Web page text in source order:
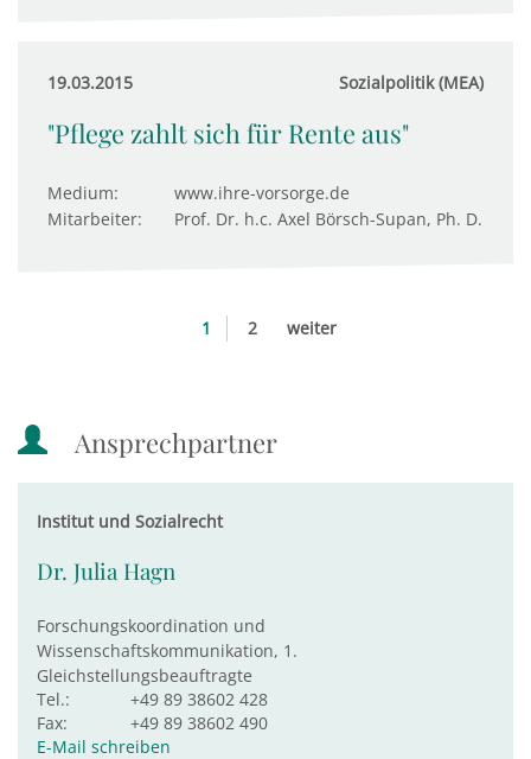
19.03.2015 Sozialpolitik (MEA)
"Pflege zahlt sich für Rente aus"
Medium:
www.ihre-vorsorge.de
Mitarbeiter:
Prof. Dr. h.c. Axel Börsch-Supan, Ph. D.
1 2 weiter
Ansprechpartner
Institut und Sozialrecht
Dr. Julia Hagn
Forschungskoordination und
Wissenschaftskommunikation, 1.
Gleichstellungsbeauftragte
Tel.:
+49 89 38602 428
Fax:
+49 89 38602 490
E-Mail schreiben